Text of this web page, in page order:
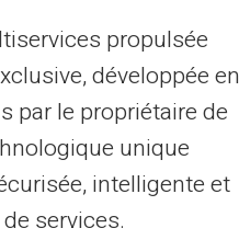
web où le
sur des
Cette
propulsée
développée en
par le propriétaire de
unique
intelligente et
services.